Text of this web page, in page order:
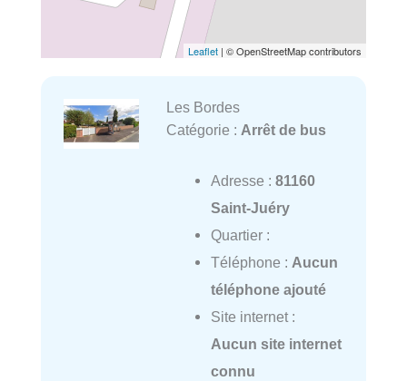
Leaflet | © OpenStreetMap contributors
Les Bordes
Catégorie : Arrêt de bus
Adresse : 81160
Saint-Juéry
Quartier :
Téléphone : Aucun
téléphone ajouté
Site internet :
Aucun site internet
connu